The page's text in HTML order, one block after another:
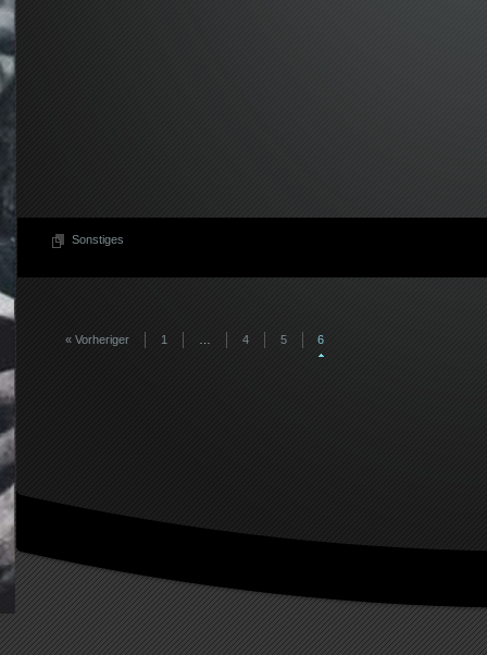
Sonstiges
« Vorheriger 1 4 5 6